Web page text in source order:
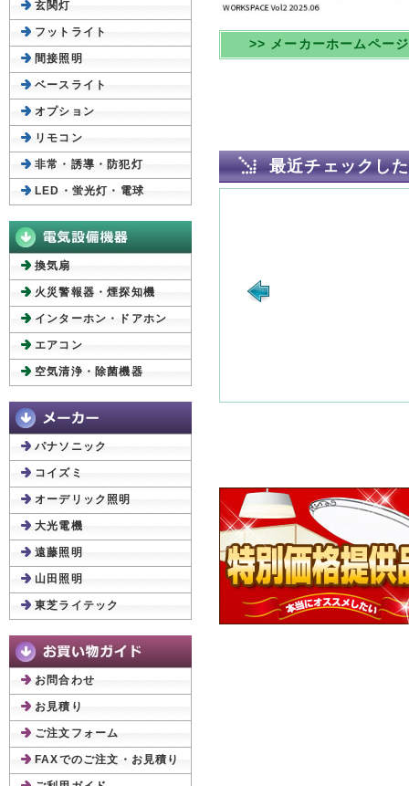
>> メーカーホームペー
最近チェックし
玄関灯
フットライト
間接照明
ベースライト
オプション
リモコン
非常・誘導・防犯灯
LED・蛍光灯・電球
換気扇
火災警報器・煙探知機
インターホン・ドアホン
エアコン
空気清浄・除菌機器
パナソニック
コイズミ
オーデリック照明
大光電機
遠藤照明
山田照明
東芝ライテック
お問合わせ
お見積り
ご注文フォーム
FAXでのご注文・お見積り